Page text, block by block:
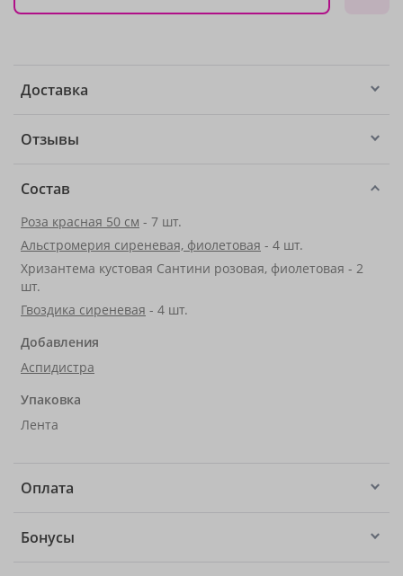
Доставка
Отзывы
Состав
Роза красная 50 см - 7 шт.
Альстромерия сиреневая, фиолетовая - 4 шт.
Хризантема кустовая Сантини розовая, фиолетовая - 2
шт.
Гвоздика сиреневая - 4 шт.
Добавления
Аспидистра
Упаковка
Лента
Оплата
Бонусы